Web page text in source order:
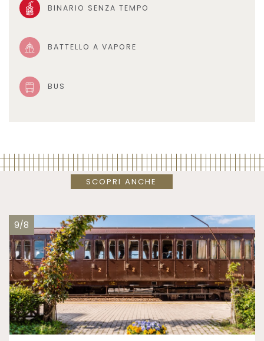
BINARIO SENZA TEMPO
BATTELLO A VAPORE
BUS
SCOPRI ANCHE
9/8